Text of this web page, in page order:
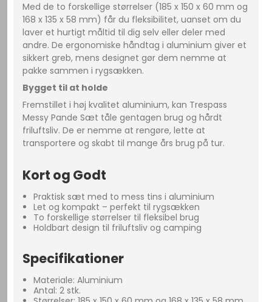
Med de to forskellige størrelser (185 x 150 x 60 mm og
168 x 135 x 58 mm) får du fleksibilitet, uanset om du
laver et hurtigt måltid til dig selv eller deler med
andre. De ergonomiske håndtag i aluminium giver et
sikkert greb, mens designet gør dem nemme at
pakke sammen i rygsækken.
Bygget til at holde
Fremstillet i høj kvalitet aluminium, kan Trespass
Messy Pande Sæt tåle gentagen brug og hårdt
friluftsliv. De er nemme at rengøre, lette at
transportere og skabt til mange års brug på tur.
Kort og Godt
Praktisk sæt med to mess tins i aluminium
Let og kompakt – perfekt til rygsækken
To forskellige størrelser til fleksibel brug
Holdbart design til friluftsliv og camping
Specifikationer
Materiale: Aluminium
Antal: 2 stk.